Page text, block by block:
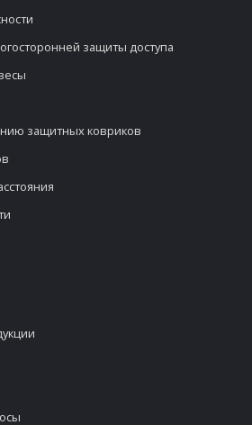
защиты доступа
защитных ковриков